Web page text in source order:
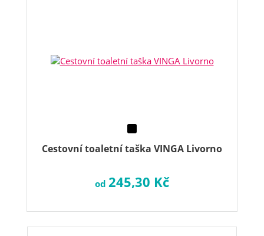
Cestovní toaletní taška VINGA Livorno
od 245,30 Kč